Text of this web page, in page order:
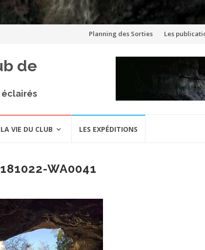
Aller
Planning des Sorties Les
de
LA VIE DU CLUB LES EXPÉDITIONS
WA0041